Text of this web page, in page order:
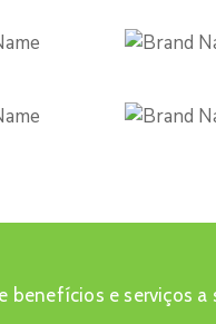
benefícios e serviços a